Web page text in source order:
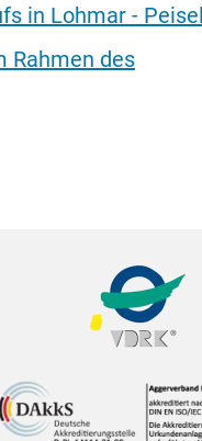
in Lohmar - Peisel
Rahmen des